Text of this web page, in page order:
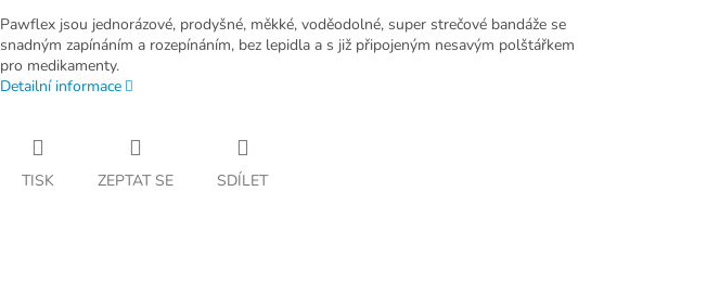
Pawflex jsou jednorázové, prodyšné, měkké, voděodolné, super strečové bandáže se
snadným zapínáním a rozepínáním, bez lepidla a s již připojeným nesavým polštářkem
pro medikamenty.
Detailní informace
TISK ZEPTAT SE SDÍLET